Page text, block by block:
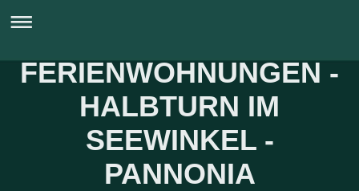
FERIENWOHNUNGEN -
HALBTURN IM
SEEWINKEL -
PANNONIA